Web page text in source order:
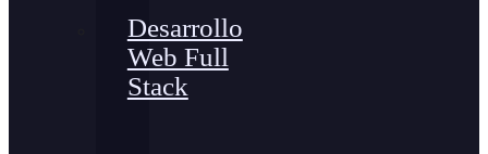
Desarrollo
Web Full
Stack